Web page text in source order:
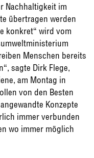
Nachhaltigkeit im
übertragen werden
konkret“ wird vom
Menschen bereits
sagte Dirk Flege,
am Montag in
von den Besten
Konzepte
immer verbunden
wo immer möglich